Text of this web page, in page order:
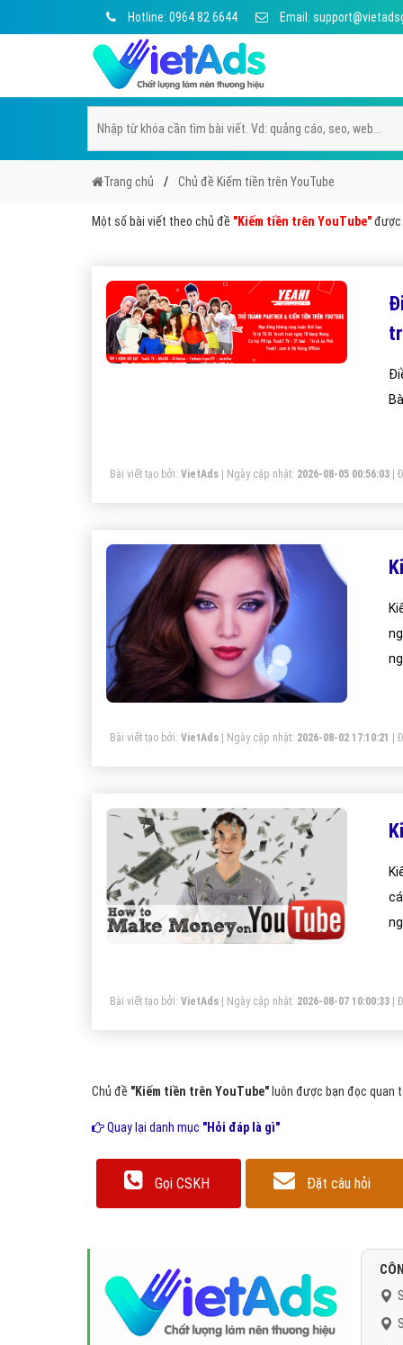
Hotline: 0964 82 6644 Email:
Trang chủ Chủ đề Kiếm tiền trên YouTube
Một số bài viết theo chủ đề "Kiếm tiền trên YouTube"được
Bài viết tạo bởi: VietAds | Ngày cập nhật: 2026-08-05 00:56:03
Bài viết tạo bởi: VietAds | Ngày cập nhật: 2026-08-02 17:10:21
Bài viết tạo bởi: VietAds | Ngày cập nhật: 2026-08-07 10:00:33
Chủ đề "Kiếm tiền trên YouTube" luôn được bạn đọc quan
Quay lại danh mục "Hỏi đáp là gì"
Gọi CSKH Đặt câu hỏi